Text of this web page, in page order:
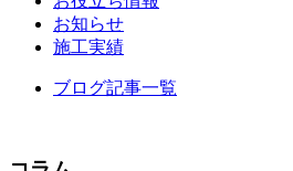
お知らせ
施工実績
ブログ記事一覧